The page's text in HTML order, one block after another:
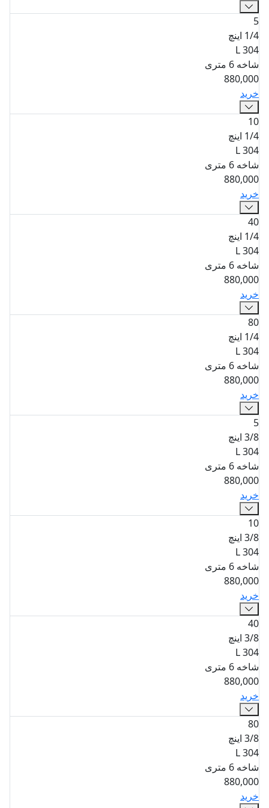
5
1/4 اینچ
304 L
شاخه 6 متری
880,000
خرید
10
1/4 اینچ
304 L
شاخه 6 متری
880,000
خرید
40
1/4 اینچ
304 L
شاخه 6 متری
880,000
خرید
80
1/4 اینچ
304 L
شاخه 6 متری
880,000
خرید
5
3/8 اینچ
304 L
شاخه 6 متری
880,000
خرید
10
3/8 اینچ
304 L
شاخه 6 متری
880,000
خرید
40
3/8 اینچ
304 L
شاخه 6 متری
880,000
خرید
80
3/8 اینچ
304 L
شاخه 6 متری
880,000
خرید